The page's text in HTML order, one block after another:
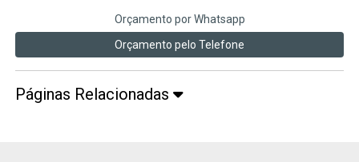
Orçamento por Whatsapp
Orçamento pelo Telefone
Páginas Relacionadas